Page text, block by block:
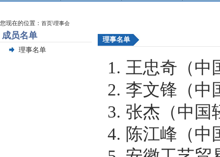
您现在的位置： 首页\理事会
成员名单
理事名单
理事名单
1. 王忠奇（中
2. 李文锋（中
3. 张杰（中国
4. 陈江峰（中